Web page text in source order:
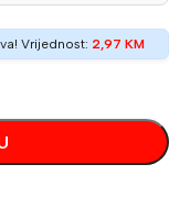
Vrijednost: 2,97 KM